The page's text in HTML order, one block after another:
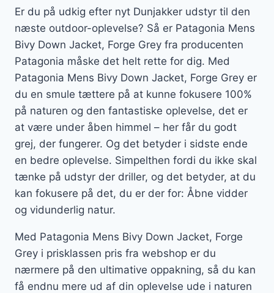
Er du på udkig efter nyt Dunjakker udstyr til den
næste outdoor-oplevelse? Så er Patagonia Mens
Bivy Down Jacket, Forge Grey fra producenten
Patagonia måske det helt rette for dig. Med
Patagonia Mens Bivy Down Jacket, Forge Grey er
du en smule tættere på at kunne fokusere 100%
på naturen og den fantastiske oplevelse, det er
at være under åben himmel – her får du godt
grej, der fungerer. Og det betyder i sidste ende
en bedre oplevelse. Simpelthen fordi du ikke skal
tænke på udstyr der driller, og det betyder, at du
kan fokusere på det, du er der for: Åbne vidder
og vidunderlig natur.
Med Patagonia Mens Bivy Down Jacket, Forge
Grey i prisklassen pris fra webshop er du
nærmere på den ultimative oppakning, så du kan
få endnu mere ud af din oplevelse ude i naturen